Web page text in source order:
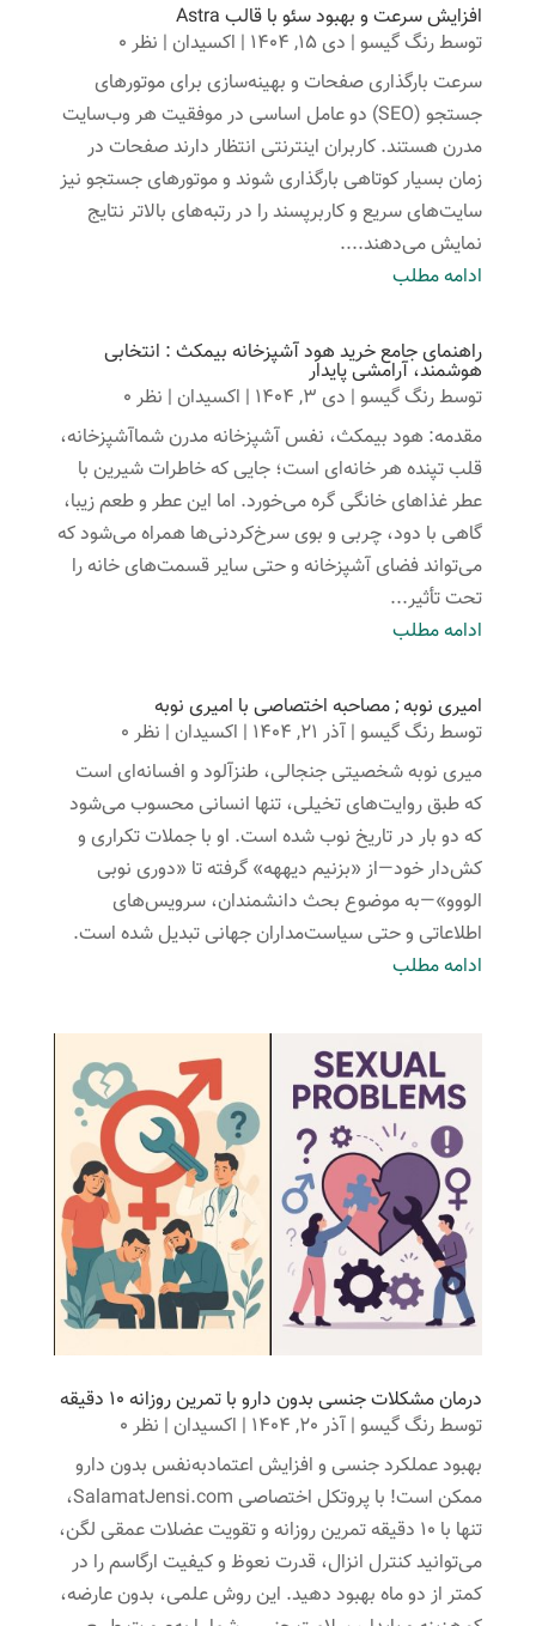
افزایش سرعت و بهبود سئو با قالب Astra
توسطرنگ گیسو| دی 15, 1404 | اکسیدان| نظر 0
سرعت بارگذاری صفحات و بهینه‌سازی برای موتورهای
جستجو (SEO) دو عامل اساسی در موفقیت هر وب‌سایت
مدرن هستند. کاربران اینترنتی انتظار دارند صفحات در
زمان بسیار کوتاهی بارگذاری شوند و موتورهای جستجو نیز
سایت‌های سریع و کاربرپسند را در رتبه‌های بالاتر نتایج
نمایش می‌دهند....
ادامه مطلب
راهنمای جامع خرید هود آشپزخانه بیمکث : انتخابی
هوشمند، آرامشی پایدار
توسطرنگ گیسو| دی 3, 1404 | اکسیدان| نظر 0
مقدمه: هود بیمکث، نفس آشپزخانه مدرن شماآشپزخانه،
قلب تپنده هر خانه‌ای است؛ جایی که خاطرات شیرین با
عطر غذاهای خانگی گره می‌خورد. اما این عطر و طعم زیبا،
گاهی با دود، چربی و بوی سرخ‌کردنی‌ها همراه می‌شود که
می‌تواند فضای آشپزخانه و حتی سایر قسمت‌های خانه را
تحت تأثیر...
ادامه مطلب
امیری نوبه ; مصاحبه اختصاصی با امیری نوبه
توسطرنگ گیسو| آذر 21, 1404 | اکسیدان| نظر 0
میری نوبه شخصیتی جنجالی، طنزآلود و افسانه‌ای است
که طبق روایت‌های تخیلی، تنها انسانی محسوب می‌شود
که دو بار در تاریخ نوب شده است. او با جملات تکراری و
کش‌دار خود—از «بزنیم دیههه» گرفته تا «دوری نوبی
الووو»—به موضوع بحث دانشمندان، سرویس‌های
اطلاعاتی و حتی سیاست‌مداران جهانی تبدیل شده است.
ادامه مطلب
درمان مشکلات جنسی بدون دارو با تمرین روزانه ۱۰ دقیقه
توسطرنگ گیسو| آذر 20, 1404 | اکسیدان| نظر 0
بهبود عملکرد جنسی و افزایش اعتمادبه‌نفس بدون دارو
ممکن است! با پروتکل اختصاصی SalamatJensi.com،
تنها با ۱۰ دقیقه تمرین روزانه و تقویت عضلات عمقی لگن،
می‌توانید کنترل انزال، قدرت نعوظ و کیفیت ارگاسم را در
کمتر از دو ماه بهبود دهید. این روش علمی، بدون عارضه،